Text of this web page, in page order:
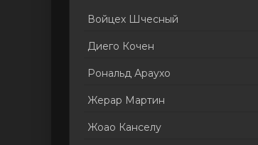
Войцех Шчесный
Диего Кочен
Рональд Араухо
Жерар Мартин
Жоао Канселу